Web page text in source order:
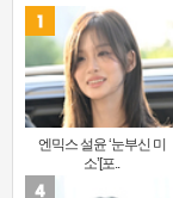
엔믹스 설윤 ‘눈부신 미
소’[포..